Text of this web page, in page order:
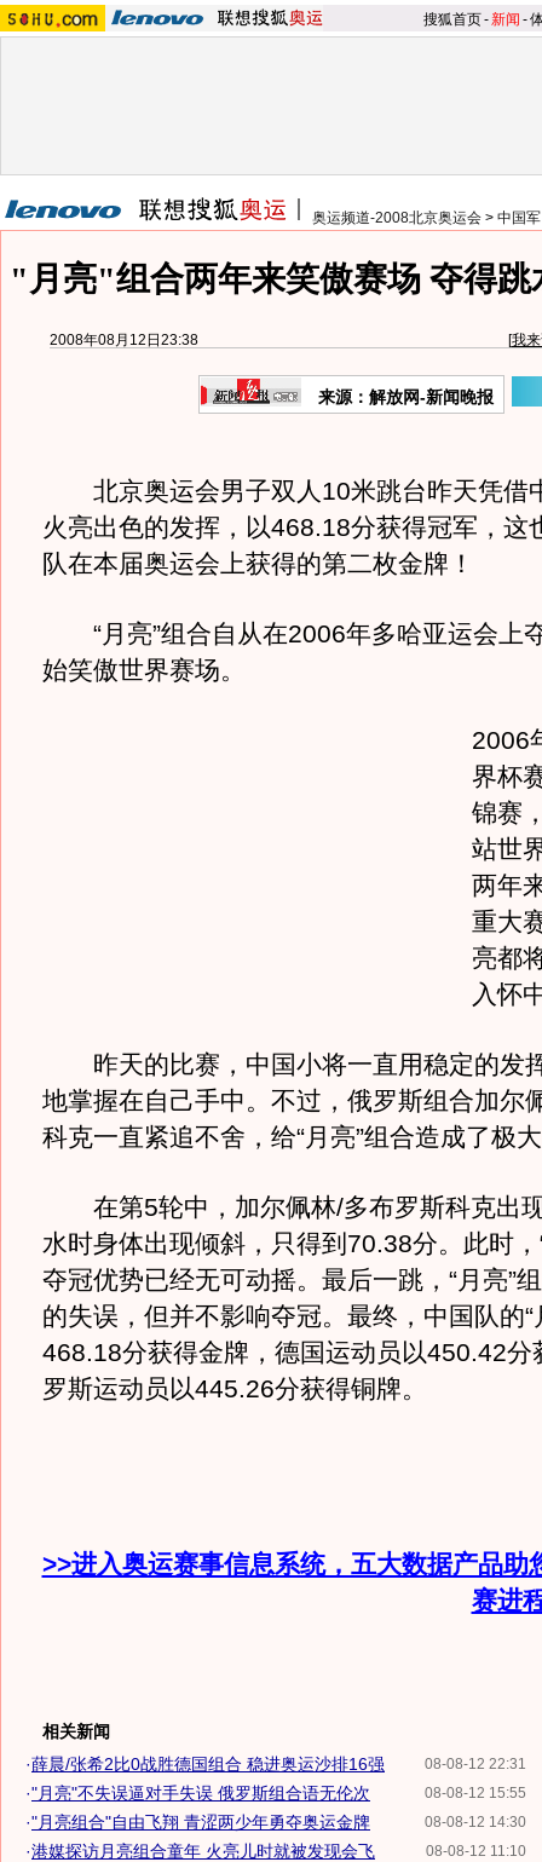
搜狐首页-新闻 -
奥运频道-2008北京奥运会 > 中国
"月亮"组合两年来笑傲赛场 夺得跳
2008年08月12日23:38 [我
来源：解放网-新闻晚报
北京奥运会男子双人10米跳台昨天凭借
火亮出色的发挥，以468.18分获得冠军，这
队在本届奥运会上获得的第二枚金牌！
“月亮”组合自从在2006年多哈亚运会上
始笑傲世界赛场。
2006
界杯
锦赛
站世
两年
重大
亮都
入怀
昨天的比赛，中国小将一直用稳定的发
地掌握在自己手中。不过，俄罗斯组合加尔
科克一直紧追不舍，给“月亮”组合造成了极
在第5轮中，加尔佩林/多布罗斯科克出
水时身体出现倾斜，只得到70.38分。此时，
夺冠优势已经无可动摇。最后一跳，“月亮”
的失误，但并不影响夺冠。最终，中国队的“
468.18分获得金牌，德国运动员以450.42分
罗斯运动员以445.26分获得铜牌。
>>进入奥运赛事信息系统，五大数据产品助
赛进
相关新闻
08-08-12 22:31
·薛晨/张希2比0战胜德国组合 稳进奥运沙排16强
08-08-12 15:55
·"月亮"不失误逼对手失误 俄罗斯组合语无伦次
08-08-12 14:30
·"月亮组合"自由飞翔 青涩两少年勇夺奥运金牌
08-08-12 11:10
·港媒探访月亮组合童年 火亮儿时就被发现会飞